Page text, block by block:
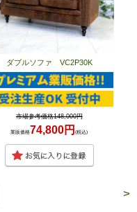
ダブルソファ VC2P30K
市場参考価格148,000円
業販価格74,800円(税込)
>